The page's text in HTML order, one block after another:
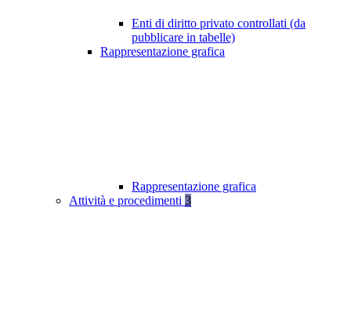
Enti di diritto privato controllati (da
pubblicare in tabelle)
Rappresentazione grafica
Rappresentazione grafica
Attività e procedimenti 3